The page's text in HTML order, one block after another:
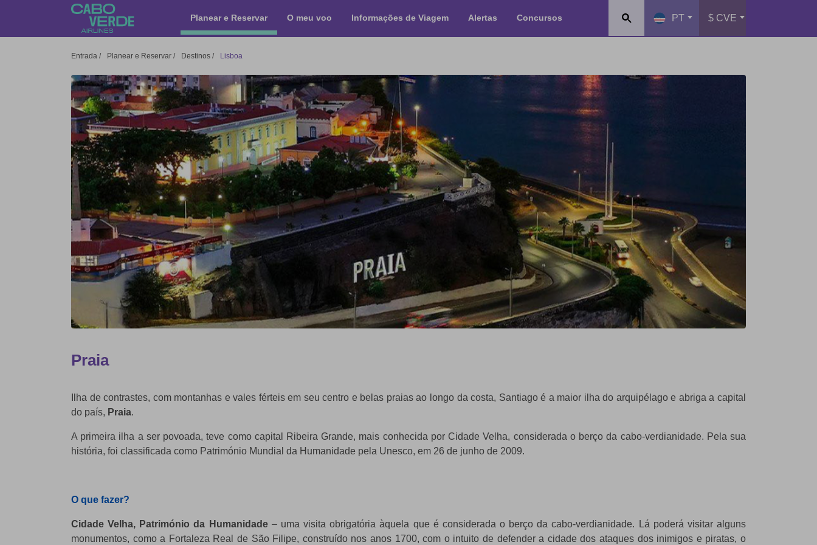
Cabo Verde Airlines
Planear e Reservar O meu voo Informações de Viagem Alertas Concursos PT $ CVE
Entrada / Planear e Reservar / Destinos / Lisboa
Praia
Ilha de contrastes, com montanhas e vales férteis em seu centro e belas praias ao longo da costa, Santiago é a maior ilha do arquipélago e abriga a capital
do país, Praia.
A primeira ilha a ser povoada, teve como capital Ribeira Grande, mais conhecida por Cidade Velha, considerada o berço da cabo-verdianidade. Pela sua
história, foi classificada como Património Mundial da Humanidade pela Unesco, em 26 de junho de 2009.
O que fazer?
Cidade Velha, Património da Humanidade – uma visita obrigatória àquela que é considerada o berço da cabo-verdianidade. Lá poderá visitar alguns
monumentos, como a Fortaleza Real de São Filipe, construído nos anos 1700, com o intuito de defender a cidade dos ataques dos inimigos e piratas, o